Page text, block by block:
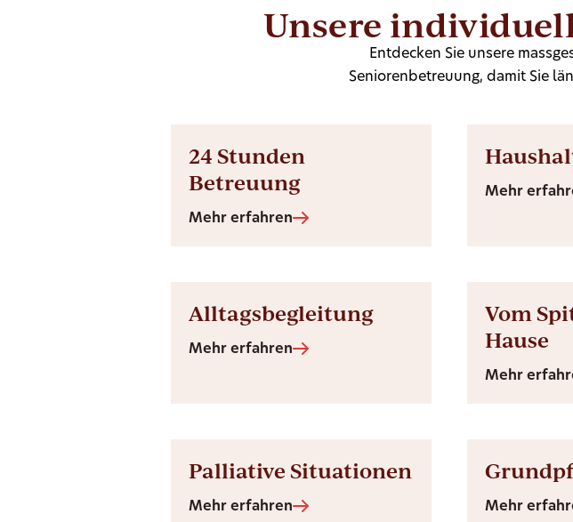
Unsere
Entdecken Sie unsere
Seniorenbetreuung, damit Sie
24 Stunden
Betreuung
Mehr erfahren
Mehr
Alltagsbegleitung
Mehr erfahren
Vom
Hause
Mehr
Palliative Situationen
Mehr erfahren Mehr